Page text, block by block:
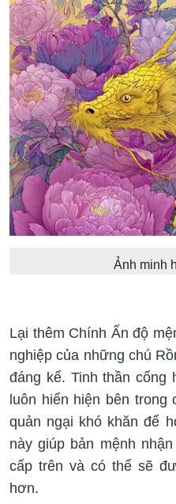
Ảnh minh
Lại thêm Chính Ấn độ
nghiệp của những chú
đáng kể. Tinh thần cống
luôn hiển hiện bên trong
quản ngại khó khăn để
này giúp bản mệnh
cấp trên và có thể sẽ
hơn.